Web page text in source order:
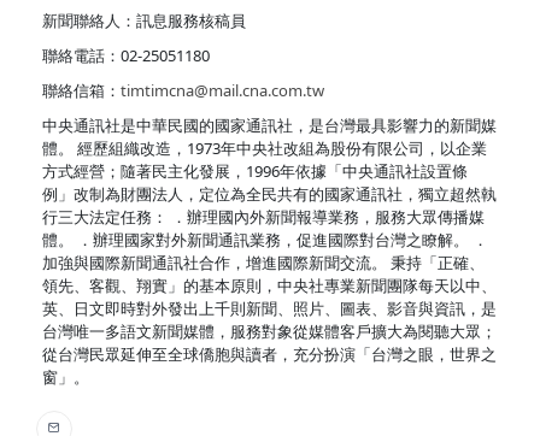
新聞聯絡人：訊息服務核稿員
聯絡電話：02-25051180
聯絡信箱： timtimcna@mail.cna.com.tw
中央通訊社是中華民國的國家通訊社，是台灣最具影響力的新聞媒
體。 經歷組織改造，1973年中央社改組為股份有限公司，以企業
方式經營；隨著民主化發展，1996年依據「中央通訊社設置條
例」改制為財團法人，定位為全民共有的國家通訊社，獨立超然執
行三大法定任務： ．辦理國內外新聞報導業務，服務大眾傳播媒
體。 ．辦理國家對外新聞通訊業務，促進國際對台灣之瞭解。 ．
加強與國際新聞通訊社合作，增進國際新聞交流。 秉持「正確、
領先、客觀、翔實」的基本原則，中央社專業新聞團隊每天以中、
英、日文即時對外發出上千則新聞、照片、圖表、影音與資訊，是
台灣唯一多語文新聞媒體，服務對象從媒體客戶擴大為閱聽大眾；
從台灣民眾延伸至全球僑胞與讀者，充分扮演「台灣之眼，世界之
窗」。